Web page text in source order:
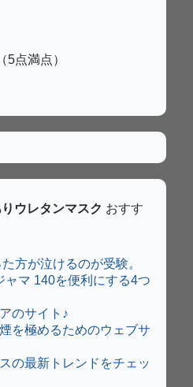
5点満点）
ウレタンマスク おすす
方が泣けるのが受験。
ャマ 140を便利にする4つ
のサイト♪
を極めるためのウェブサ
の最新トレンドをチェッ